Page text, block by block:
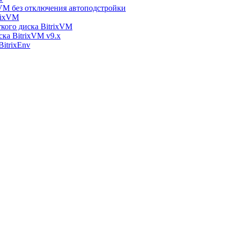
без отключения автоподстройки
диска BitrixVM
BitrixVM v9.x